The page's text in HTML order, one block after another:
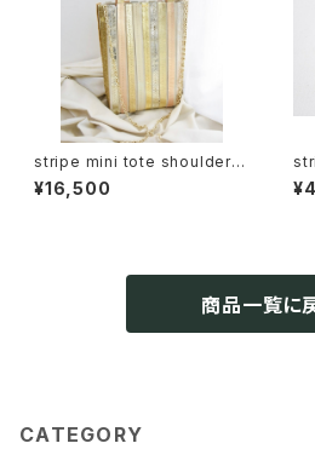
stripe mini tote shoulder （
gold ）– うららか –
¥16,500
ゆ
商品一覧に
CATEGORY